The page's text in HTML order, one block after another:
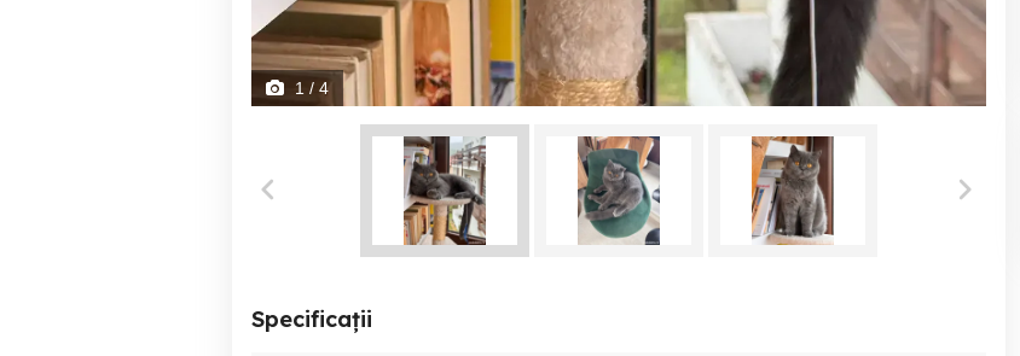
1 / 4
Specificații